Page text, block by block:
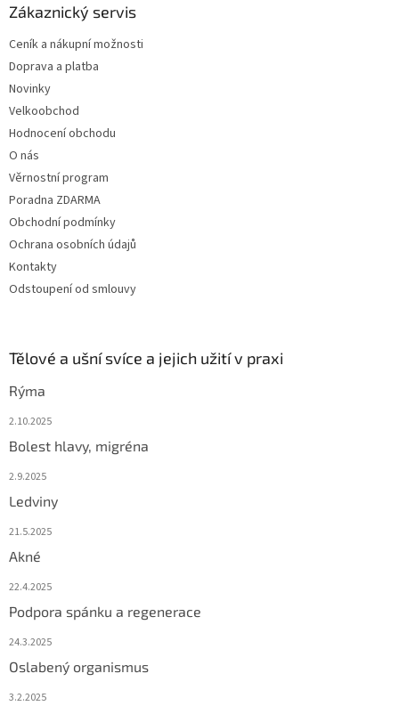
Zákaznický servis
Ceník a nákupní možnosti
Doprava a platba
Novinky
Velkoobchod
Hodnocení obchodu
O nás
Věrnostní program
Poradna ZDARMA
Obchodní podmínky
Ochrana osobních údajů
Kontakty
Odstoupení od smlouvy
Tělové a ušní svíce a jejich užití v praxi
Rýma
2.10.2025
Bolest hlavy, migréna
2.9.2025
Ledviny
21.5.2025
Akné
22.4.2025
Podpora spánku a regenerace
24.3.2025
Oslabený organismus
3.2.2025